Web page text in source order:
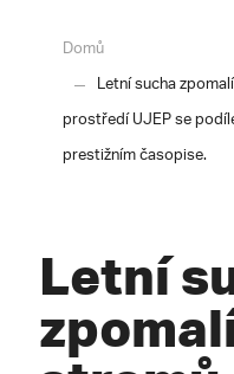
Domů
Letní sucha
prostředí UJEP se
prestižním časopise.
Letní